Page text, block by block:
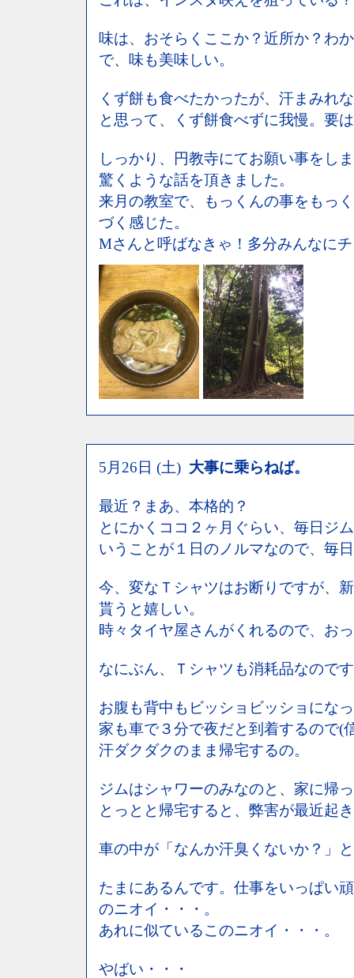
味は、おそらくここか？近所か？わ
で、味も美味しい。
くず餅も食べたかったが、汗まみれ
と思って、くず餅食べずに我慢。要
しっかり、円教寺にてお願い事をし
驚くような話を頂きました。
来月の教室で、もっくんの事をもっ
づく感じた。
Mさんと呼ばなきゃ！多分みんなに
5月26日 (土) 大事に乗らねば。
最近？まあ、本格的？
とにかくココ２ヶ月ぐらい、毎日ジ
いうことが１日のノルマなので、毎
今、変なＴシャツはお断りですが、
貰うと嬉しい。
時々タイヤ屋さんがくれるので、お
なにぶん、Ｔシャツも消耗品なので
お腹も背中もビッショビッショにな
家も車で３分で夜だと到着するので(
汗ダクダクのまま帰宅するの。
ジムはシャワーのみなのと、家に帰
とっとと帰宅すると、弊害が最近起
車の中が「なんか汗臭くないか？」
たまにあるんです。仕事をいっぱい
のニオイ・・・。
あれに似ているこのニオイ・・・。
やばい・・・